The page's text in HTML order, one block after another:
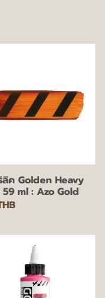
ลิค Golden Heavy
ml : Azo Gold